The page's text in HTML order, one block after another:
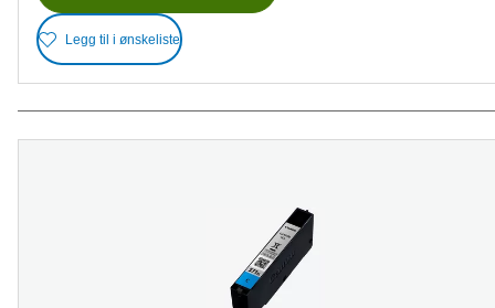
Legg til i ønskeliste